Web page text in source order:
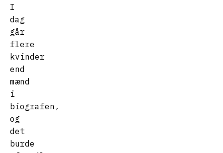
I
dag
går
flere
kvinder
end
mænd
i
biografen,
og
det
burde